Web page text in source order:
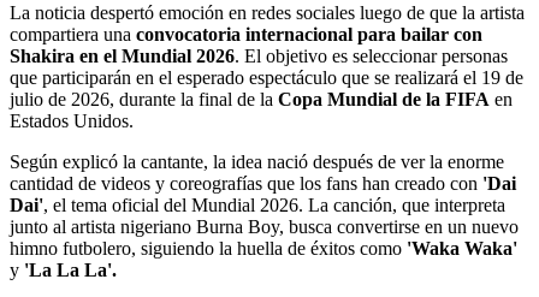
La noticia despertó emoción en redes sociales luego de que la artista
compartiera una convocatoria internacional para bailar con
Shakira en el Mundial 2026. El objetivo es seleccionar personas
que participarán en el esperado espectáculo que se realizará el 19 de
julio de 2026, durante la final de la Copa Mundial de la FIFA en
Estados Unidos.
Según explicó la cantante, la idea nació después de ver la enorme
cantidad de videos y coreografías que los fans han creado con 'Dai
Dai', el tema oficial del Mundial 2026. La canción, que interpreta
junto al artista nigeriano Burna Boy, busca convertirse en un nuevo
himno futbolero, siguiendo la huella de éxitos como 'Waka Waka'
y 'La La La'.